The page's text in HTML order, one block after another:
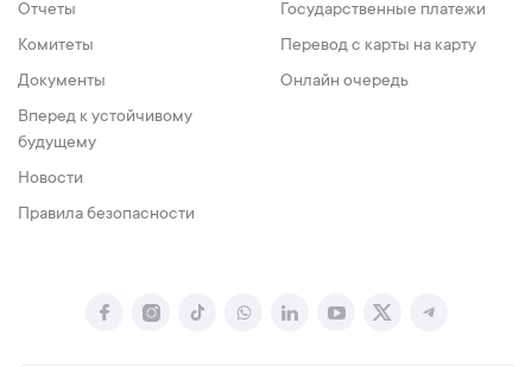
Отчеты
Комитеты
Документы
Вперед к устойчивому
будущему
Новости
Правила безопасности
Государственные платежи
Перевод с карты на карту
Онлайн очередь